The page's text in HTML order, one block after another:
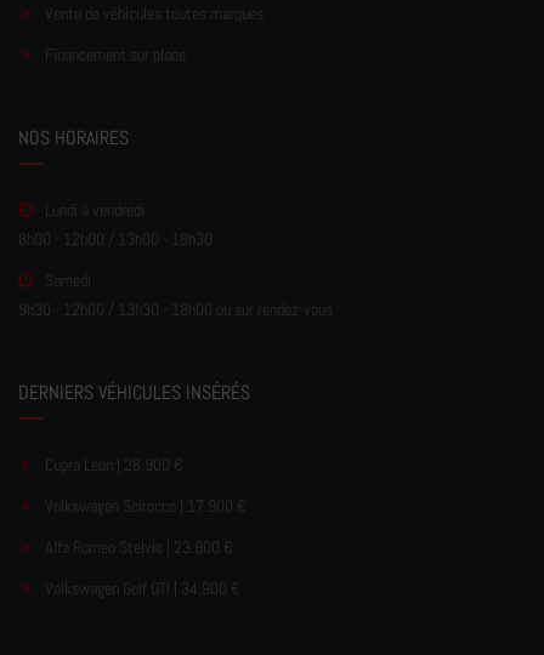
Vente de véhicules toutes marques
Financement sur place
NOS HORAIRES
Lundi à vendredi
8h00 - 12h00 / 13h00 - 18h30
Samedi
9h30 - 12h00 / 13h30 - 18h00 ou sur rendez-vous
DERNIERS VÉHICULES INSÉRÉS
Cupra Leon | 26.900 €
Volkswagen Scirocco | 17.900 €
Alfa Romeo Stelvio | 23.900 €
Volkswagen Golf GTI | 34.900 €